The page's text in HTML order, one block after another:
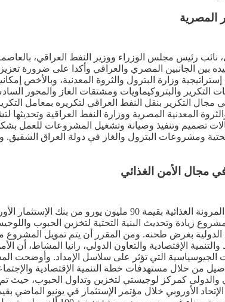
المصرية
رئيس مجلس الوزراء ووزير النفط العراقي،
بين الجانبين المصري والعراقي وأكدا على ضرورة
وزارة البترول والثروة المعدنية، وبالأخص
التكرير والبتروكيماويات ومشتقات الغاز والمحور
مجال التكرير بنقل النفط العراقي لتكريره بمعامل
المعدنية المصرية ووزارة النفط العراقية
تصميم وتنفيذ وصيانة وتشغيل المشروعات للعمل
ومشروعات البترول والغاز في دولة العراق الشقيق.
وقعت الحكومة المصرية إتفاق تمويل ميسر مع المفوضية الأوروبية
زيادة وتحديث البنية التحتية لتخزين الحبوب
يورو. وقالت وزيرة التخطيط والتنمية الإقتصادية والتعاون الدولي،
الجيوسياسية التي تؤثر على سلاسل الإمداد.
من خلال مستهدفات خطة التنمية الإقتصادية
والدولي كمركز لوجيستي لتخزين وتداول الحبوب، حيث